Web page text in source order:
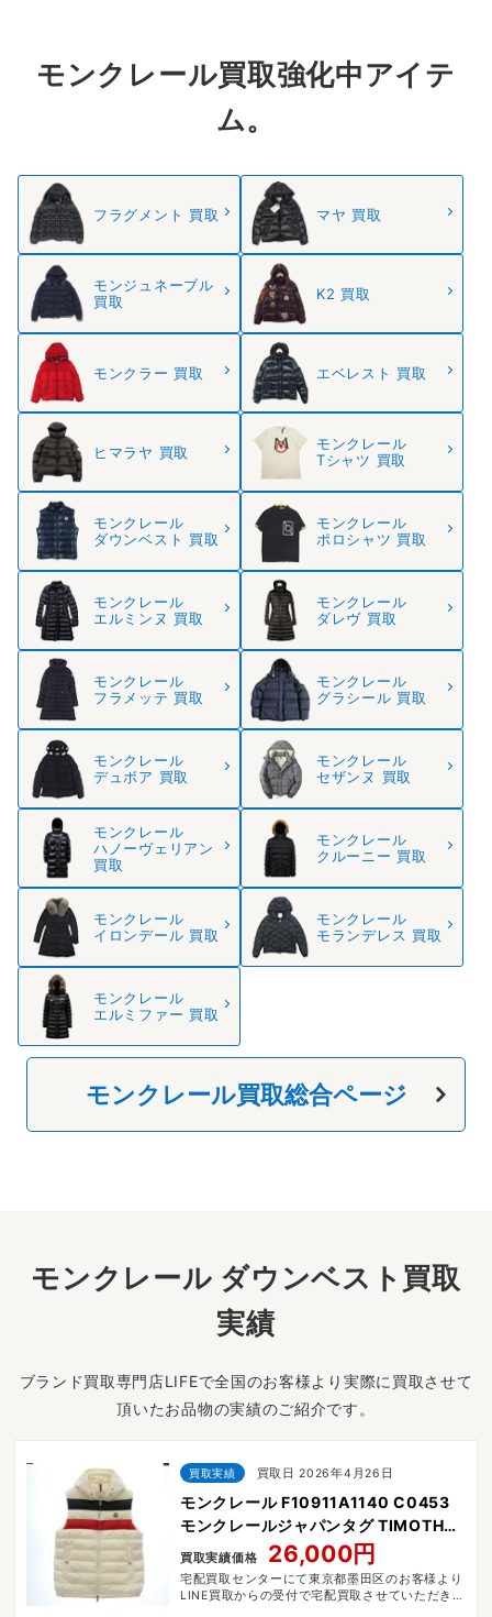
モンクレール買取強化中アイテ
ム。
フラグメント 買取 マヤ 買取
モンジュネーブル
買取
K2 買取
モンクラー 買取 エベレスト 買取
ヒマラヤ 買取
モンクレール
Tシャツ 買取
モンクレール
ダウンベスト 買取
モンクレール
ポロシャツ 買取
モンクレール
エルミンヌ 買取
モンクレール
ダレヴ 買取
モンクレール
フラメッテ 買取
モンクレール
グラシール 買取
モンクレール
デュボア 買取
モンクレール
セザンヌ 買取
モンクレール
ハノーヴェリアン
買取
モンクレール
クルーニー 買取
モンクレール
イロンデール 買取
モンクレール
モランデレス 買取
モンクレール
エルミファー 買取
モンクレール買取総合ページ
モンクレール ダウンベスト買取
実績
ブランド買取専門店LIFEで全国のお客様より実際に買取させて
頂いたお品物の実績のご紹介です。
買取実績 買取日 2026年4月26日
モンクレール F10911A1140 C0453
モンクレールジャパンタグ TIMOTHE
GILET
買取実績価格 26,000円
宅配買取センターにて東京都墨田区のお客様より
LINE買取からの受付で宅配買取させていただきま